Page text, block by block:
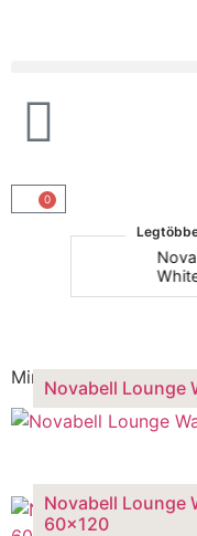
0
Novabell
Mind a(z) 4 találat
Novabell Lounge
Novabell Lounge
60×120